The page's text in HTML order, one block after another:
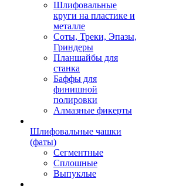
Шлифовальные
круги на пластике и
металле
Соты, Треки, Эпазы,
Гриндеры
Планшайбы для
станка
Баффы для
финишной
полировки
Алмазные фикерты
Шлифовальные чашки
(фаты)
Сегментные
Сплошные
Выпуклые